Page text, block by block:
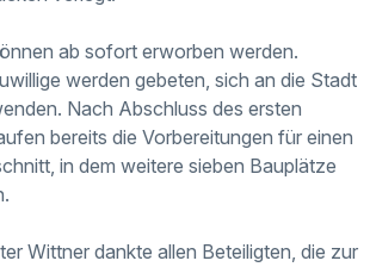
ab sofort erworben werden.
werden gebeten, sich an die Stadt
Nach Abschluss des ersten
bereits die Vorbereitungen für einen
in dem weitere sieben Bauplätze
Wittner dankte allen Beteiligten, die zur